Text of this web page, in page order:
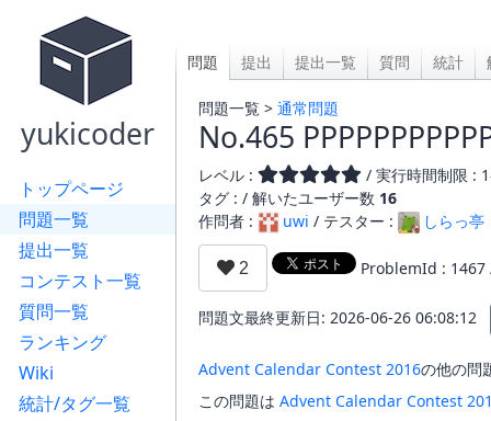
yukicoder
トップページ
問題一覧
提出一覧
コンテスト一覧
質問一覧
ランキング
Wiki
統計/タグ一覧
問題 提出 提出一覧 質問 統計
問題一覧 > 通常問題
No.465
レベル :
/ 実行時間制限 :
タグ : / 解いたユーザー数 16
作問者 :
uwi / テスター : しらっ亭
ProblemId :
問題文最終更新日: 2026-06-26 06:08:12
Advent Calendar Contest 2016の他の問
この問題は Advent Calendar Contest